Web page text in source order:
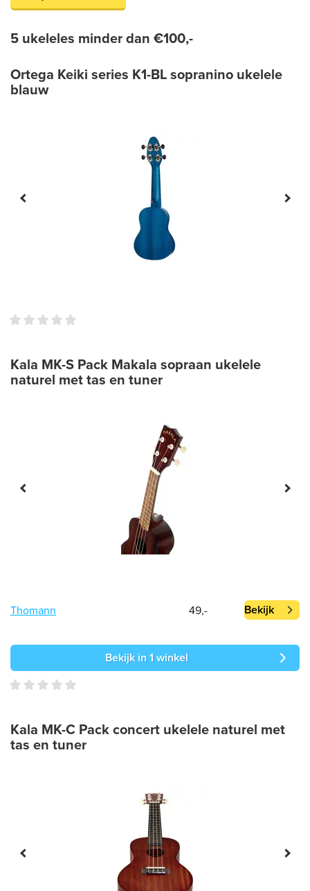
5 ukeleles minder dan €100,-
Ortega Keiki series K1-BL sopranino ukelele
blauw
Kala MK-S Pack Makala sopraan ukelele
naturel met tas en tuner
Thomann 49,- Bekijk
Bekijk in 1 winkel
Kala MK-C Pack concert ukelele naturel met
tas en tuner